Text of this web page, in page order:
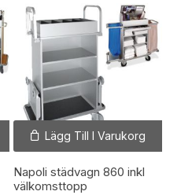
Lägg Till I Varukorg
Napoli städvagn 860 inkl
välkomsttopp